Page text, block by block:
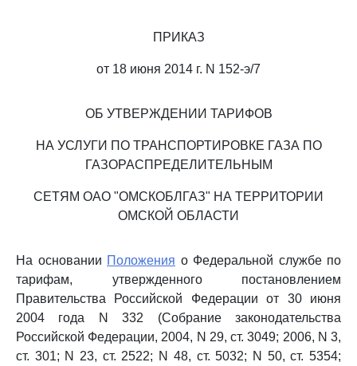
ПРИКАЗ
от 18 июня 2014 г. N 152-э/7
ОБ УТВЕРЖДЕНИИ ТАРИФОВ
НА УСЛУГИ ПО ТРАНСПОРТИРОВКЕ ГАЗА ПО
ГАЗОРАСПРЕДЕЛИТЕЛЬНЫМ
СЕТЯМ ОАО "ОМСКОБЛГАЗ" НА ТЕРРИТОРИИ
ОМСКОЙ ОБЛАСТИ
На основании Положения о Федеральной службе по
тарифам, утвержденного постановлением
Правительства Российской Федерации от 30 июня
2004 года N 332 (Собрание законодательства
Российской Федерации, 2004, N 29, ст. 3049; 2006, N 3,
ст. 301; N 23, ст. 2522; N 48, ст. 5032; N 50, ст. 5354;